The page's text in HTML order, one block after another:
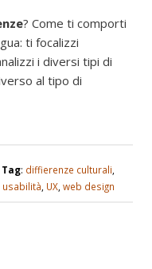
? Come ti comporti
ti focalizzi
i diversi tipi di
al tipo di
Tag: diffierenze culturali
usabilità UX, web design